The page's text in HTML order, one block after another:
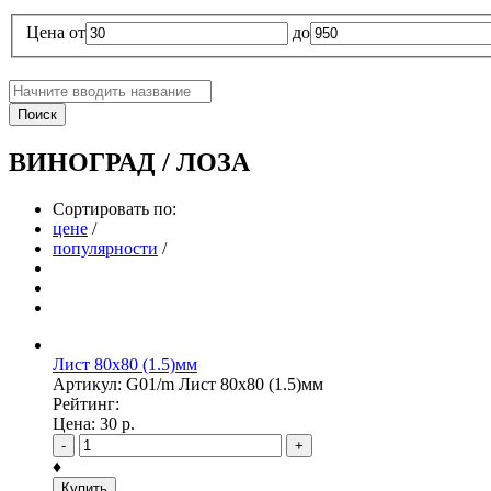
Цена от до
Поиск
ВИНОГРАД / ЛОЗА
Сортировать по:
цене /
популярности /
Лист 80х80 (1.5)мм
Артикул: G01/m Лист 80х80 (1.5)мм
Рейтинг:
Цена: 30 р.
- +
♦